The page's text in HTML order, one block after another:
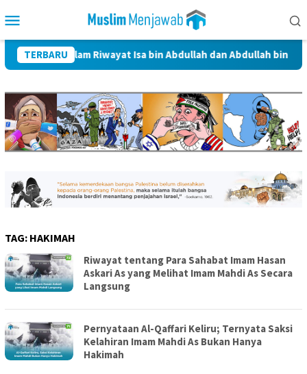
to
Menu
TERBARU
dalam Riwayat Isa bin Abdullah dan Abdullah bin Jafar Al-
TAG: HAKIMAH
Riwayat tentang Para Sahabat Imam Hasan
Askari As yang Melihat Imam Mahdi As Secara
Langsung
Pernyataan Al-Qaffari Keliru; Ternyata Saksi
Kelahiran Imam Mahdi As Bukan Hanya
Hakimah